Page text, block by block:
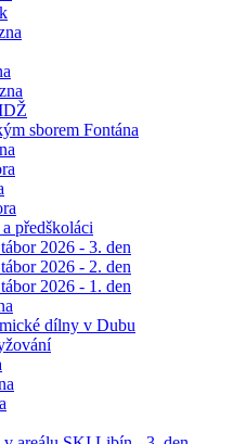
sborem Fontána
předškoláci
2026 - 3. den
2026 - 2. den
2026 - 1. den
dílny v Dubu